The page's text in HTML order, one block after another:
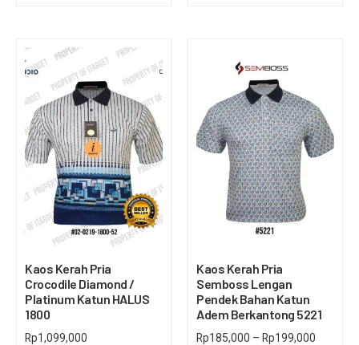
Kaos Kerah Pria
Crocodile Diamond /
Platinum Katun HALUS
1800
Rp1,099,000
Kaos Kerah Pria
Semboss Lengan
Pendek Bahan Katun
Adem Berkantong 5221
Rp185,000 – Rp199,000